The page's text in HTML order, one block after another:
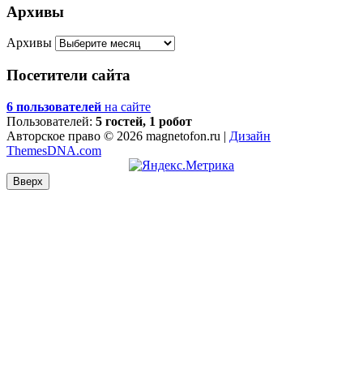
Архивы
Архивы
Посетители сайта
6 пользователей на сайте
Пользователей: 5 гостей, 1 робот
Авторское право © 2026 magnetofon.ru | Дизайн
ThemesDNA.com
Вверх